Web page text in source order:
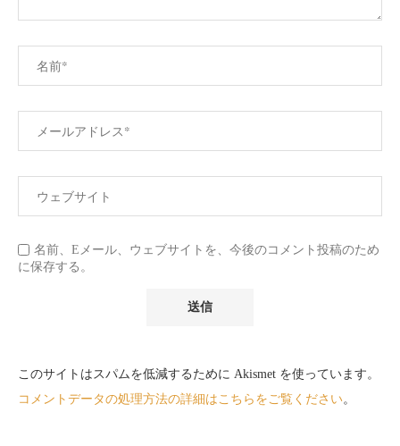
名前、Eメール、ウェブサイトを、今後のコメント投稿のため
に保存する。
このサイトはスパムを低減するために Akismet を使っています。
コメントデータの処理方法の詳細はこちらをご覧ください。